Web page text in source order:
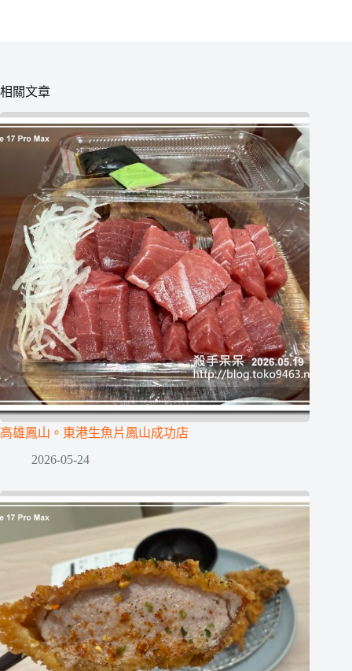
相關文章
高雄鳳山。東港生魚片鳳山成功店
2026-05-24